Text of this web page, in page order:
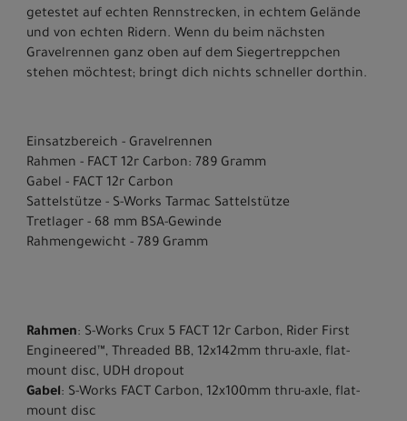
getestet auf echten Rennstrecken, in echtem Gelände
und von echten Ridern. Wenn du beim nächsten
Gravelrennen ganz oben auf dem Siegertreppchen
stehen möchtest; bringt dich nichts schneller dorthin.
Einsatzbereich - Gravelrennen
Rahmen - FACT 12r Carbon: 789 Gramm
Gabel - FACT 12r Carbon
Sattelstütze - S-Works Tarmac Sattelstütze
Tretlager - 68 mm BSA-Gewinde
Rahmengewicht - 789 Gramm
Rahmen: S-Works Crux 5 FACT 12r Carbon, Rider First
Engineered™, Threaded BB, 12x142mm thru-axle, flat-
mount disc, UDH dropout
Gabel: S-Works FACT Carbon, 12x100mm thru-axle, flat-
mount disc